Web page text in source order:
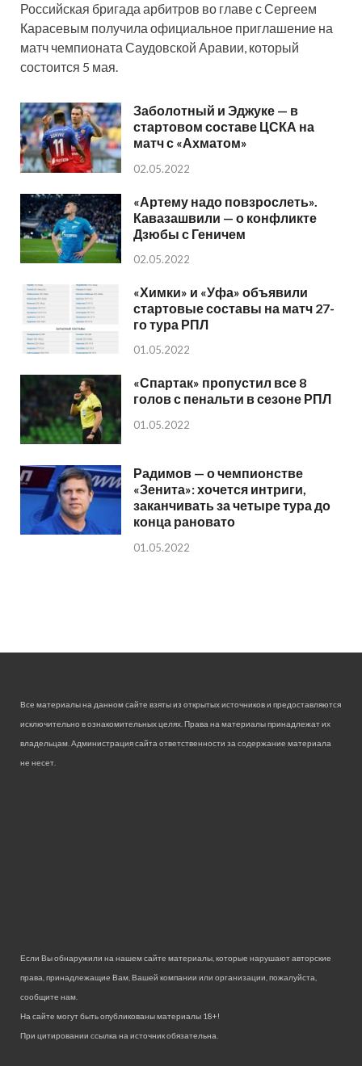
Российская бригада арбитров во главе с Сергеем
Карасевым получила официальное приглашение на
матч чемпионата Саудовской Аравии, который
состоится 5 мая.
Заболотный и Эджуке — в
стартовом составе ЦСКА на
матч с «Ахматом»
02.05.2022
«Артему надо повзрослеть».
Кавазашвили — о конфликте
Дзюбы с Геничем
02.05.2022
«Химки» и «Уфа» объявили
стартовые составы на матч 27-
го тура РПЛ
01.05.2022
«Спартак» пропустил все 8
голов с пенальти в сезоне РПЛ
01.05.2022
Радимов — о чемпионстве
«Зенита»: хочется интриги,
заканчивать за четыре тура до
конца рановато
01.05.2022
Все материалы на данном сайте взяты из открытых источников и предоставляются
исключительно в ознакомительных целях. Права на материалы принадлежат их
владельцам. Администрация сайта ответственности за содержание материала
не несет.
Если Вы обнаружили на нашем сайте материалы, которые нарушают авторские
права, принадлежащие Вам, Вашей компании или организации, пожалуйста,
сообщите нам.
На сайте могут быть опубликованы материалы 18+!
При цитировании ссылка на источник обязательна.